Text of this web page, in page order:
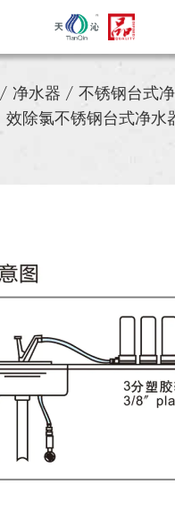
/ 净水器 / 不锈钢台式
效除氯不锈钢台式净水